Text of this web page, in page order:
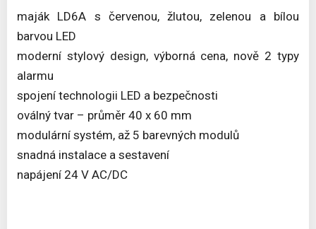
maják LD6A s červenou, žlutou, zelenou a bílou
barvou LED
moderní stylový design, výborná cena, nově 2 typy
alarmu
spojení technologii LED a bezpečnosti
oválný tvar – průměr 40 x 60 mm
modulární systém, až 5 barevných modulů
snadná instalace a sestavení
napájení 24 V AC/DC